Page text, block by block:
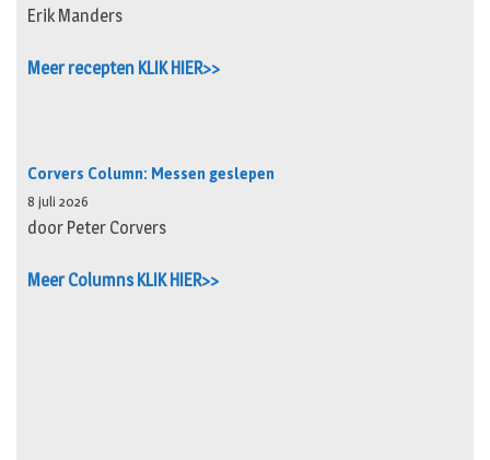
Erik Manders
Meer recepten KLIK HIER>>
Corvers Column: Messen geslepen
8 juli 2026
door Peter Corvers
Meer Columns KLIK HIER>>